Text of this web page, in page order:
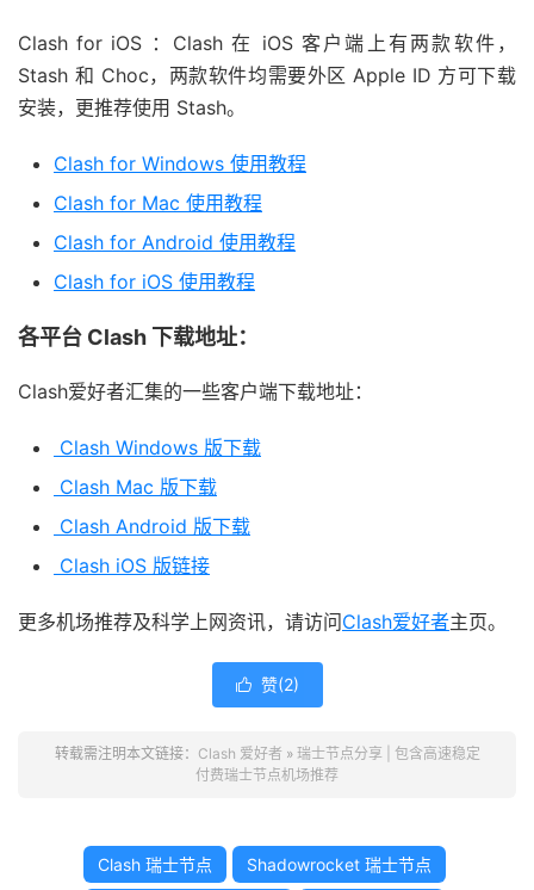
Clash for iOS ：Clash 在 iOS 客户端上有两款软件，
Stash 和 Choc，两款软件均需要外区 Apple ID 方可下载
安装，更推荐使用 Stash。
Clash for Windows 使用教程
Clash for Mac 使用教程
Clash for Android 使用教程
Clash for iOS 使用教程
各平台 Clash 下载地址：
Clash爱好者汇集的一些客户端下载地址：
Clash Windows 版下载
Clash Mac 版下载
Clash Android 版下载
Clash iOS 版链接
更多机场推荐及科学上网资讯，请访问Clash爱好者主页。
 赞(2)
转载需注明本文链接： Clash 爱好者 » 瑞士节点分享 | 包含高速稳定
付费瑞士节点机场推荐
Clash 瑞士节点 Shadowrocket 瑞士节点